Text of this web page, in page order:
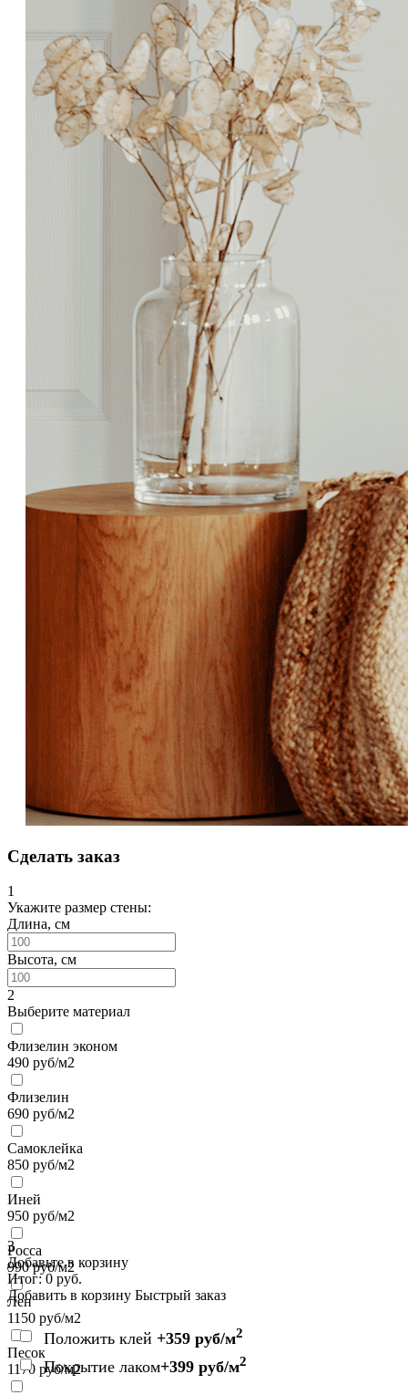
Сделать заказ
1
Укажите размер стены:
Длина, см
Высота, см
2
Выберите материал
Флизелин эконом
490 руб/м2
Флизелин
690 руб/м2
Самоклейка
850 руб/м2
Иней
950 руб/м2
Росса
990руб/м2
Лен
1150 руб/м2
Песок
1170 руб/м2
3
Добавьте в корзину
Итог:0 руб.
Добавить в корзину Быстрый заказ
Положить клей +359 руб/м2
Покрытие лаком+399 руб/м2